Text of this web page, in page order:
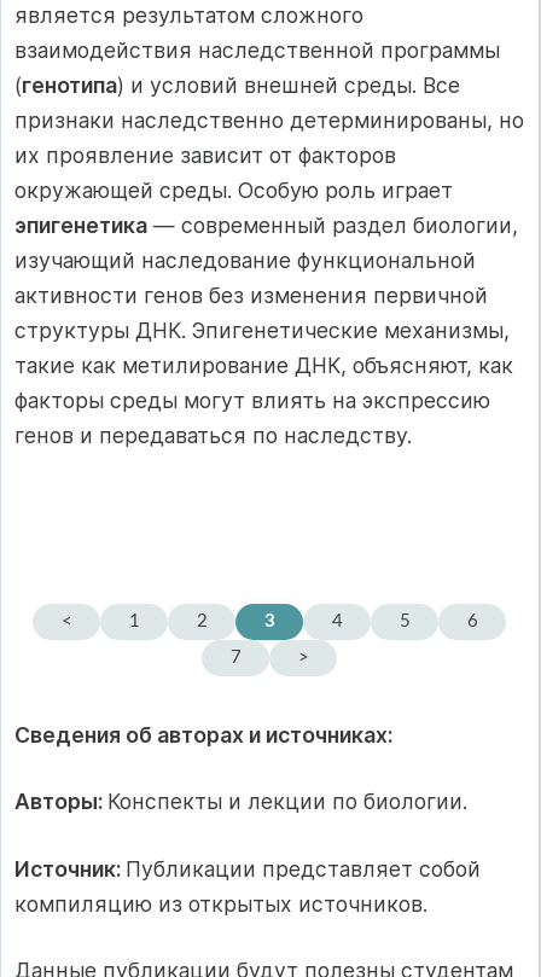
является результатом сложного
взаимодействия наследственной программы
(генотипа) и условий внешней среды. Все
признаки наследственно детерминированы, но
их проявление зависит от факторов
окружающей среды. Особую роль играет
эпигенетика — современный раздел биологии,
изучающий наследование функциональной
активности генов без изменения первичной
структуры ДНК. Эпигенетические механизмы,
такие как метилирование ДНК, объясняют, как
факторы среды могут влиять на экспрессию
генов и передаваться по наследству.
< 1 2 3 4 5
6
7
>
Сведения об авторах и источниках:
Авторы: Конспекты и лекции по биологии.
Источник: Публикации представляет собой
компиляцию из открытых источников.
Данные публикации будут полезны студентам